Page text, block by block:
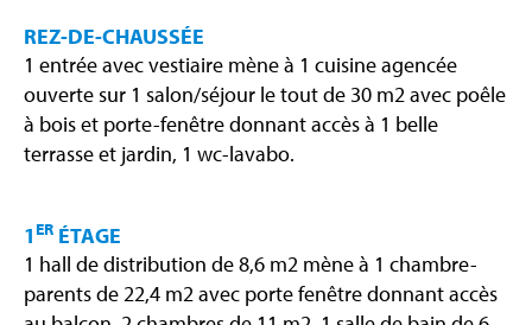
REZ-DE-CHAUSSÉE
1 entrée avec vestiaire mène à 1 cuisine agencée
ouverte sur 1 salon/séjour le tout de 30 m2 avec poêle
à bois et porte-fenêtre donnant accès à 1 belle
terrasse et jardin, 1 wc-lavabo.
1 ER ÉTAGE
1 hall de distribution de 8,6 m2 mène à 1 chambre-
parents de 22,4 m2 avec porte fenêtre donnant accès